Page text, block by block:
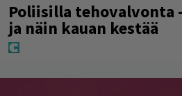
Poliisilla tehovalvonta
ja näin kauan kestää